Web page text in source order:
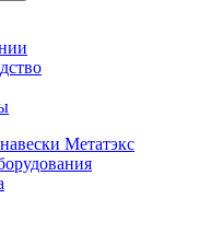
Метатэкс